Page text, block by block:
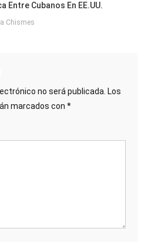
Entre Cubanos En EE.UU.
Chismes
no será publicada. Los
marcados con *